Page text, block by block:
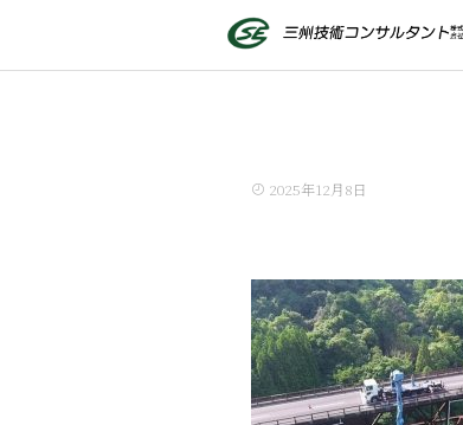
2025年12月8日